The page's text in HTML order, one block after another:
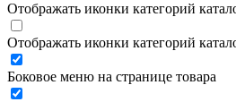
Отображать иконки категорий
Отображать иконки категорий
Боковое меню на странице товара